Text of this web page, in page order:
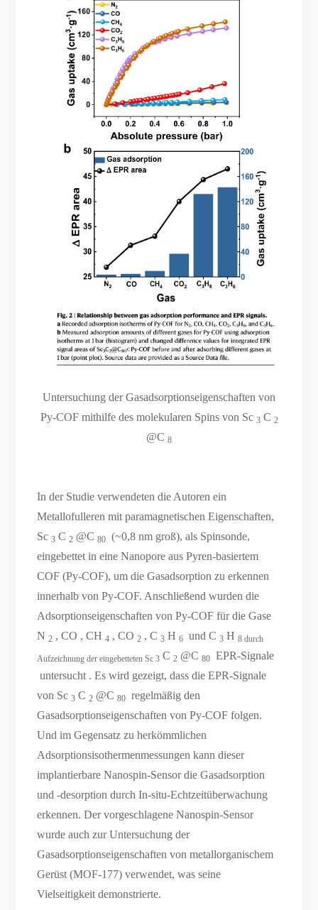
Untersuchung der Gasadsorptionseigenschaften von
Py-COF mithilfe des molekularen Spins von Sc 3 C 2
@C 8
In der Studie verwendeten die Autoren ein
Metallofulleren mit paramagnetischen Eigenschaften,
Sc3 C2 @C80 (~0,8 nm groß), als Spinsonde,
eingebettet in eine Nanopore aus Pyren-basiertem
COF (Py-COF), um die Gasadsorption zu erkennen
innerhalb von Py-COF. Anschließend wurden die
Adsorptionseigenschaften von Py-COF für die Gase
N2 , CO , CH 4 , CO2 , C3 H6 und C3 H8 durch
Aufzeichnung der eingebetteten Sc3 C2 @C80 EPR-Signale
untersucht . Es wird gezeigt, dass die EPR-Signale
von Sc3 C2 @C80 regelmäßig den
Gasadsorptionseigenschaften von Py-COF folgen.
Und im Gegensatz zu herkömmlichen
Adsorptionsisothermenmessungen kann dieser
implantierbare Nanospin-Sensor die Gasadsorption
und -desorption durch In-situ-Echtzeitüberwachung
erkennen. Der vorgeschlagene Nanospin-Sensor
wurde auch zur Untersuchung der
Gasadsorptionseigenschaften von metallorganischem
Gerüst (MOF-177) verwendet, was seine
Vielseitigkeit demonstrierte.